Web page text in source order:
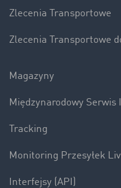
Zlecenia Transportowe
Zlecenia Transportowe
Magazyny
Międzynarodowy Serwis
Tracking
Monitoring Przesyłek
Interfejsy (API)